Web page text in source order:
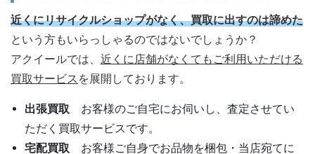
近くにリサイクルショップがなく、買取に出すのは諦めた
という方もいらっしゃるのではないでしょうか？
アクイールでは、 近くに店舗がなくてもご利用いただける
買取サービス を展開しております。
出張買取 お客様のご自宅にお伺いし、査定させてい
ただく買取サービスです。
宅配買取 お客様ご自身でお品物を梱包・当店宛てに